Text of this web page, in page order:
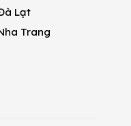
Lạt
Trang